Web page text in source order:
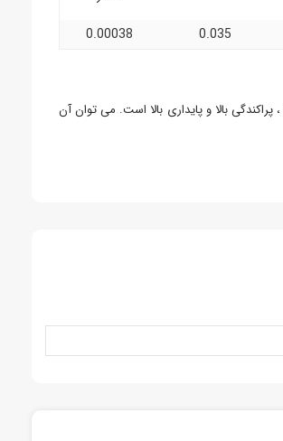
0.035
0.00038
بالا و پایداری بالا است. می توان آن